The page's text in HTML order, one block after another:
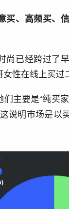
买、高频买、
尚已经跨过了
性在线上买过
主要是“纯买
说明市场是以